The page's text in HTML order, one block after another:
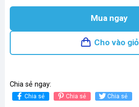
Mua ngay
Cho vào giỏ
Chia sẻ ngay:
Chia sẻ Chia sẻ Chia sẻ